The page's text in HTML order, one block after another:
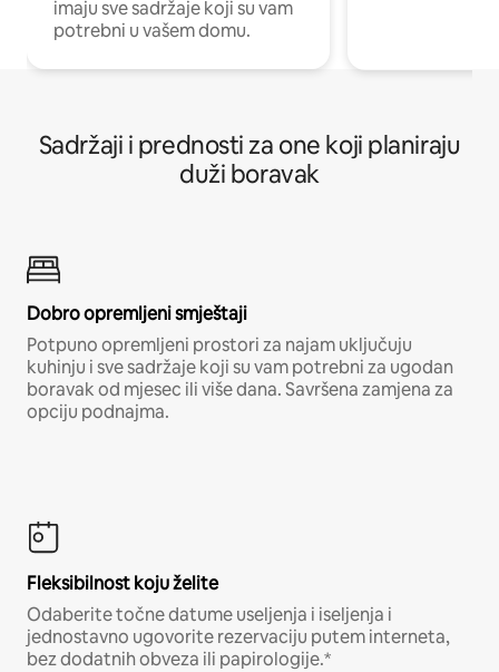
imaju sve sadržaje koji su vam
potrebni u vašem domu.
Sadržaji i prednosti za one koji planiraju
duži boravak
Dobro opremljeni smještaji
Potpuno opremljeni prostori za najam uključuju
kuhinju i sve sadržaje koji su vam potrebni za ugodan
boravak od mjesec ili više dana. Savršena zamjena za
opciju podnajma.
Fleksibilnost koju želite
Odaberite točne datume useljenja i iseljenja i
jednostavno ugovorite rezervaciju putem interneta,
bez dodatnih obveza ili papirologije.*